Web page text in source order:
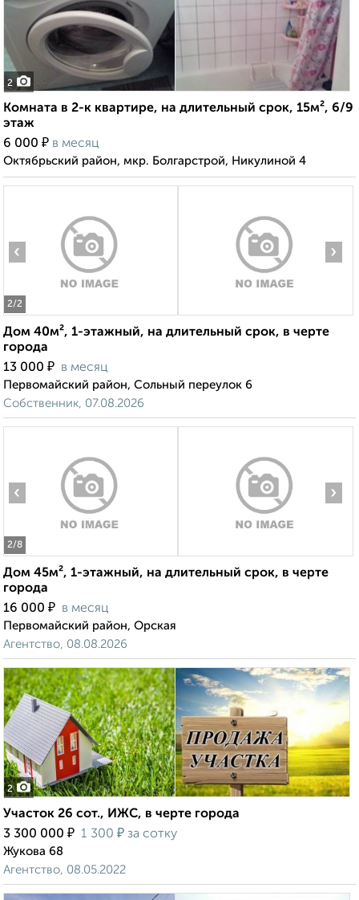
2
Комната в 2-к квартире, на длительный срок, 15м², 6/9
этаж
6 000 ₽ в месяц
Октябрьский район, мкр. Болгарстрой, Никулиной 4
2/2
‹ ›
Дом 40м², 1-этажный, на длительный срок, в черте
города
13 000 ₽ в месяц
Первомайский район, Сольный переулок 6
Собственник, 07.08.2026
2/8
‹ ›
Дом 45м², 1-этажный, на длительный срок, в черте
города
16 000 ₽ в месяц
Первомайский район, Орская
Агентство, 08.08.2026
2
Участок 26 сот., ИЖС, в черте города
3 300 000 ₽ 1 300 ₽ за сотку
Жукова 68
Агентство, 08.05.2022